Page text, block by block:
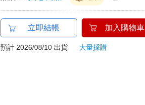
立即結帳 加入購物車
預計 2026/08/10 出貨 大量採購